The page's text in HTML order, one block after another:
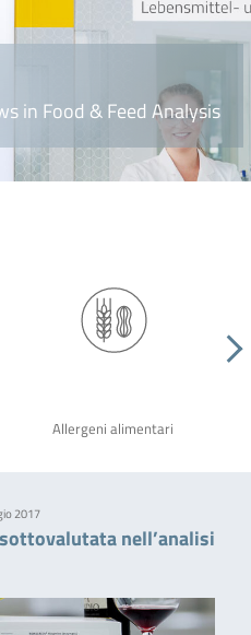
in Food & Feed Analysis
Allergeni alimentari
2017
nell’analisi